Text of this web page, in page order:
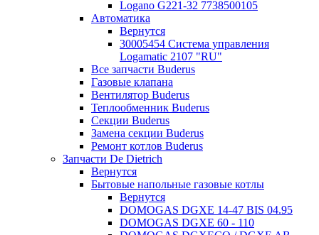
Logano G221-32 7738500105
Автоматика
Вернутся
30005454 Система управления
Logamatic 2107 "RU"
Все запчасти Buderus
Газовые клапана
Вентилятор Buderus
Теплообменник Buderus
Секции Buderus
Замена секции Buderus
Ремонт котлов Buderus
Запчасти De Dietrich
Вернутся
Бытовые напольные газовые котлы
Вернутся
DOMOGAS DGXE 14-47 BIS 04.95
DOMOGAS DGXE 60 - 110